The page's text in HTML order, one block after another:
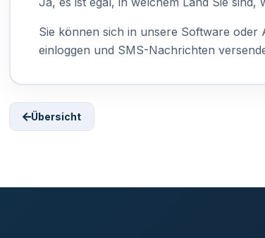
Sie können sich in unsere Software
einloggen und SMS-Nachrichten
Übersicht